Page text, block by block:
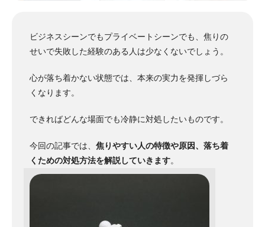
ビジネスシーンでもプライベートシーンでも、焦りの
せいで失敗した経験のある人は少なくないでしょう。
心が落ち着かない状態では、本来の実力を発揮しづら
くなります。
できればどんな場面でも冷静に対処したいものです。
今回の記事では、 焦りやすい人の特徴や原因、落ち着
くための対処方法を解説していきます。